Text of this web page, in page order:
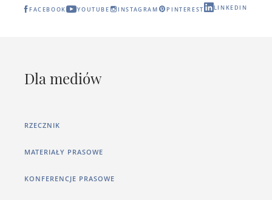
FACEBOOK YOUTUBE INSTAGRAM PINTEREST LINKEDIN
Dla mediów
RZECZNIK
MATERIAŁY PRASOWE
KONFERENCJE PRASOWE